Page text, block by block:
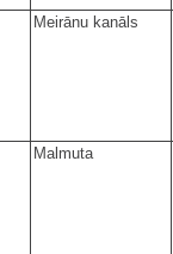
Meirānu kanāls
Malmuta